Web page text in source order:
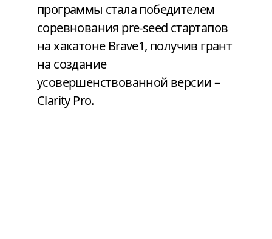
программы стала победителем
соревнования pre-seed стартапов
на хакатоне Brave1, получив грант
на создание
усовершенствованной версии –
Clarity Pro.